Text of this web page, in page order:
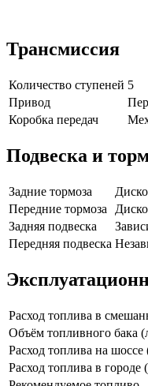
Трансмиссия
Количество ступеней 5
Привод
Коробка передач
Подвеска и
Задние тормоза
Передние тормоза
Задняя подвеска
Передняя подвеска
Расход топлива в
Объём топливного бака
Расход топлива на
Расход топлива в городе